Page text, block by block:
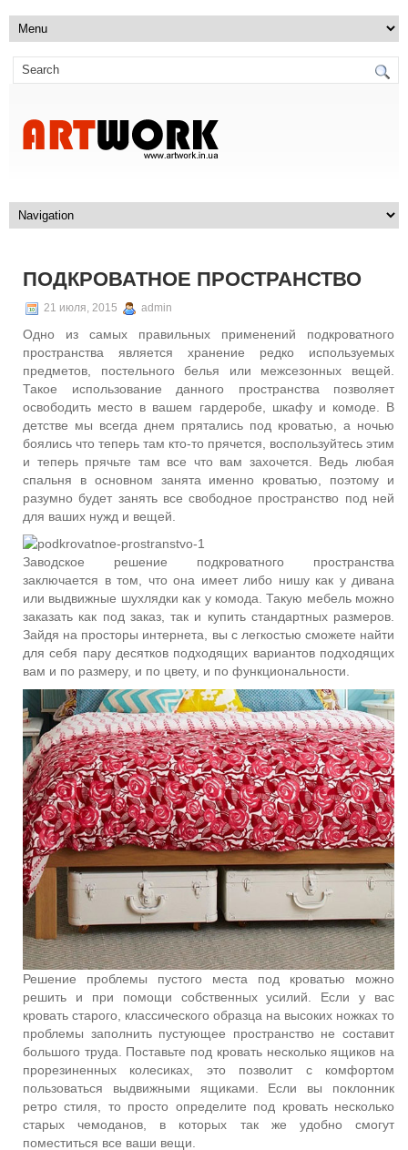
ПОДКРОВАТНОЕ ПРОСТРАНСТВО
21 июля, 2015 admin
Одно из самых правильных применений подкроватного
пространства является хранение редко используемых
предметов, постельного белья или межсезонных вещей.
Такое использование данного пространства позволяет
освободить место в вашем гардеробе, шкафу и комоде. В
детстве мы всегда днем прятались под кроватью, а ночью
боялись что теперь там кто-то прячется, воспользуйтесь этим
и теперь прячьте там все что вам захочется. Ведь любая
спальня в основном занята именно кроватью, поэтому и
разумно будет занять все свободное пространство под ней
для ваших нужд и вещей.
Заводское решение подкроватного пространства
заключается в том, что она имеет либо нишу как у дивана
или выдвижные шухлядки как у комода. Такую мебель можно
заказать как под заказ, так и купить стандартных размеров.
Зайдя на просторы интернета, вы с легкостью сможете найти
для себя пару десятков подходящих вариантов подходящих
вам и по размеру, и по цвету, и по функциональности.
Решение проблемы пустого места под кроватью можно
решить и при помощи собственных усилий. Если у вас
кровать старого, классического образца на высоких ножках то
проблемы заполнить пустующее пространство не составит
большого труда. Поставьте под кровать несколько ящиков на
прорезиненных колесиках, это позволит с комфортом
пользоваться выдвижными ящиками. Если вы поклонник
ретро стиля, то просто определите под кровать несколько
старых чемоданов, в которых так же удобно смогут
поместиться все ваши вещи.